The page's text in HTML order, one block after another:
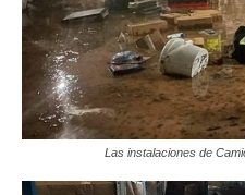
Las instalaciones de